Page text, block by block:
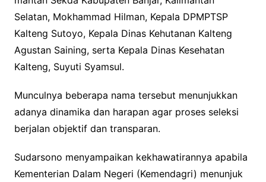
Selatan, Mokhammad Hilman, Kepala DPMPTSP
Kalteng Sutoyo, Kepala Dinas Kehutanan Kalteng
Agustan Saining, serta Kepala Dinas Kesehatan
Kalteng, Suyuti Syamsul.
Munculnya beberapa nama tersebut menunjukkan
adanya dinamika dan harapan agar proses seleksi
berjalan objektif dan transparan.
Sudarsono menyampaikan kekhawatirannya apabila
Kementerian Dalam Negeri (Kemendagri) menunjuk